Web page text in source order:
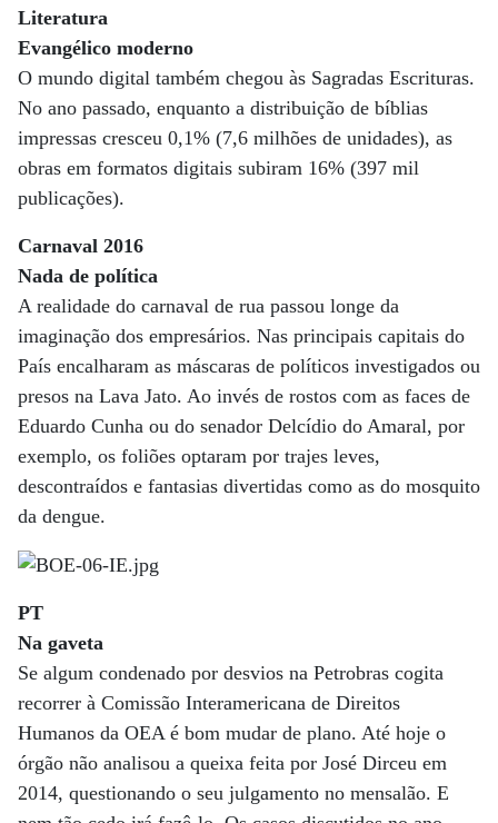
Literatura
Evangélico moderno
O mundo digital também chegou às Sagradas Escrituras.
No ano passado, enquanto a distribuição de bíblias
impressas cresceu 0,1% (7,6 milhões de unidades), as
obras em formatos digitais subiram 16% (397 mil
publicações).
Carnaval 2016
Nada de política
A realidade do carnaval de rua passou longe da
imaginação dos empresários. Nas principais capitais do
País encalharam as máscaras de políticos investigados ou
presos na Lava Jato. Ao invés de rostos com as faces de
Eduardo Cunha ou do senador Delcídio do Amaral, por
exemplo, os foliões optaram por trajes leves,
descontraídos e fantasias divertidas como as do mosquito
da dengue.
PT
Na gaveta
Se algum condenado por desvios na Petrobras cogita
recorrer à Comissão Interamericana de Direitos
Humanos da OEA é bom mudar de plano. Até hoje o
órgão não analisou a queixa feita por José Dirceu em
2014, questionando o seu julgamento no mensalão. E